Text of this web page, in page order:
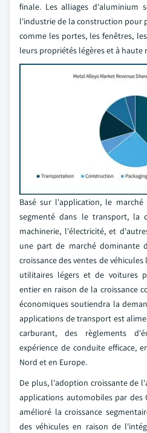
finale. Les alliages d'aluminium
l'industrie de la construction pour
comme les portes, les fenêtres,
leurs propriétés légères et à haute
Basé sur l'application, le
segmenté dans le transport, la
machinerie, l'électricité, et
une part de marché dominante
croissance des ventes de
utilitaires légers et de voitures
entier en raison de la croissance
économiques soutiendra la
applications de transport est
carburant, des règlements
expérience de conduite efficace,
Nord et en Europe.
De plus, l'adoption croissante de
applications automobiles par des
amélioré la croissance
des véhicules en raison de